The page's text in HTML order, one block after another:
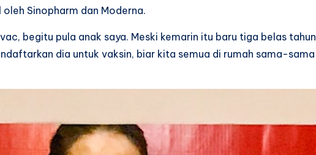
Sinopharm dan Moderna.
begitu pula anak saya. Meski kemarin itu baru tiga belas tahun
dia untuk vaksin, biar kita semua di rumah sama-sama